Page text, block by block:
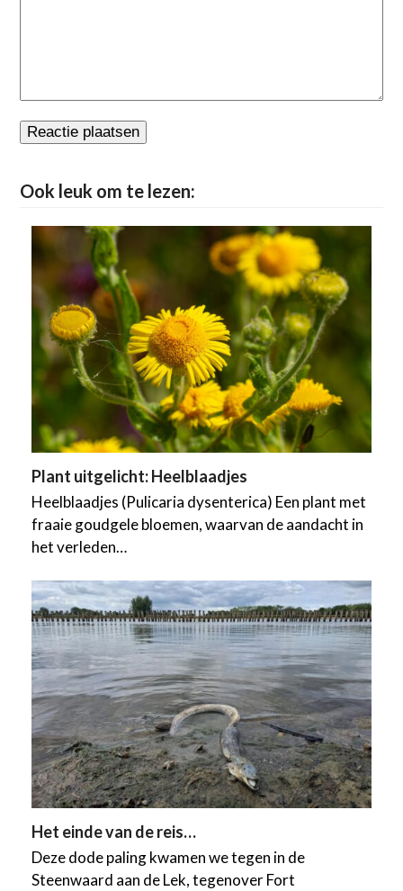
Ook leuk om te lezen:
Plant uitgelicht: Heelblaadjes
Heelblaadjes (Pulicaria dysenterica) Een plant met
fraaie goudgele bloemen, waarvan de aandacht in
het verleden…
Het einde van de reis…
Deze dode paling kwamen we tegen in de
Steenwaard aan de Lek, tegenover Fort